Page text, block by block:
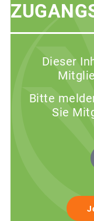
Dieser
Bitte
Sie